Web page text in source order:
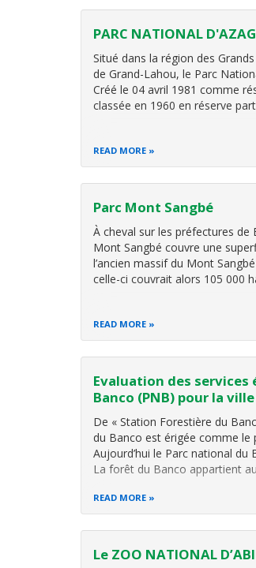
PARC NATIONAL
Situé dans la région des
de Grand-Lahou, le Parc
Créé le 04 avril 1981 comme
classée en 1960 en réserve
READ MORE
Parc Mont Sangbé
À cheval sur les préfectures
Mont Sangbé couvre une
l’ancien massif du Mont
celle-ci couvrait alors 105 000
READ MORE
Evaluation des
Banco (PNB) pour la
De « Station Forestière du
du Banco est érigée comme le
Aujourd’hui le Parc national
La forêt du Banco appartient
READ MORE
Le ZOO NATIONAL